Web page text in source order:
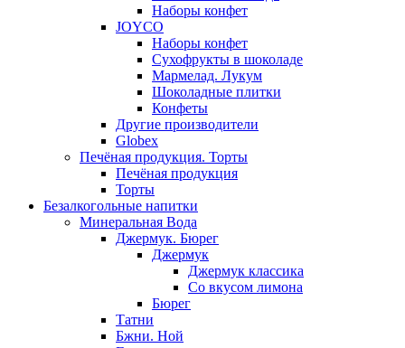
Наборы конфет
JOYCO
Наборы конфет
Сухофрукты в шоколаде
Мармелад. Лукум
Шоколадные плитки
Конфеты
Другие производители
Globex
Печёная продукция. Торты
Печёная продукция
Торты
Безалкогольные напитки
Минеральная Вода
Джермук. Бюрег
Джермук
Джермук классика
Со вкусом лимона
Бюрег
Татни
Бжни. Ной